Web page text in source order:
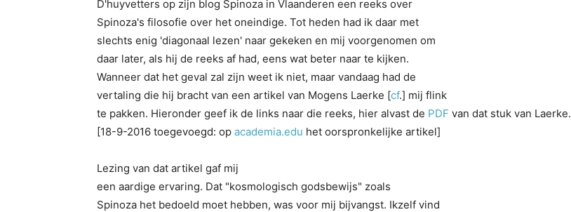
D'huyvetters op zijn blog Spinoza in Vlaanderen een reeks over
Spinoza's filosofie over het oneindige. Tot heden had ik daar met
slechts enig 'diagonaal lezen' naar gekeken en mij voorgenomen om
daar later, als hij de reeks af had, eens wat beter naar te kijken.
Wanneer dat het geval zal zijn weet ik niet, maar vandaag had de
vertaling die hij bracht van een artikel van Mogens Laerke [cf.] mij flink
te pakken. Hieronder geef ik de links naar die reeks, hier alvast de PDF van dat stuk van Laerke.
[18-9-2016 toegevoegd: op academia.edu het oorspronkelijke artikel]
Lezing van dat artikel gaf mij
een aardige ervaring. Dat "kosmologisch godsbewijs" zoals
Spinoza het bedoeld moet hebben, was voor mij bijvangst. Ikzelf vind